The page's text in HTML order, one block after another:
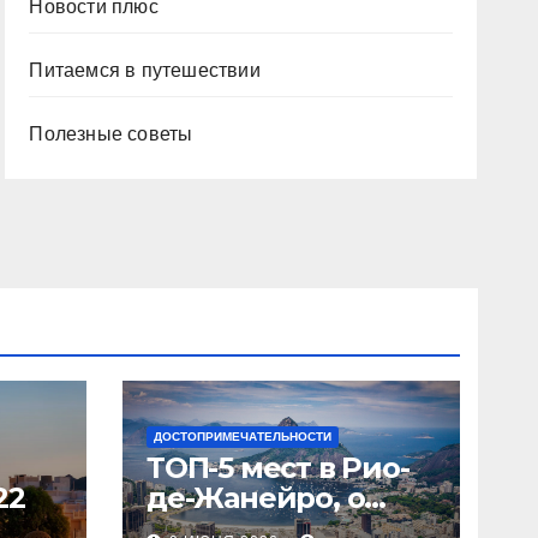
Новости плюс
Питаемся в путешествии
Полезные советы
ДОСТОПРИМЕЧАТЕЛЬНОСТИ
ТОП-5 мест в Рио-
де-Жанейро, о
которых вы не